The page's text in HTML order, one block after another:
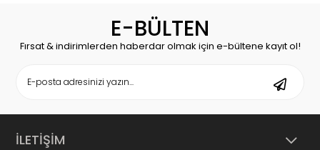
E-BÜLTEN
Fırsat & indirimlerden haberdar olmak için e-bültene kayıt ol!
İLETİŞİM